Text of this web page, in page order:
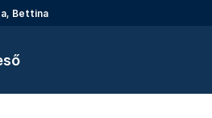
Bettina